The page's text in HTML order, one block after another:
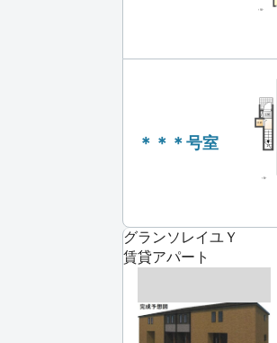
＊＊＊号室
グランソレイユＹ
賃貸アパート